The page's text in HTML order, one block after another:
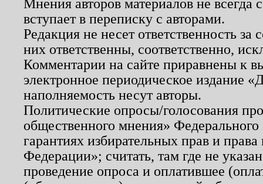
Мнения авторов материалов не
вступает в переписку с авторами.
Редакция не несет ответственность
них ответственны, соответственно,
Комментарии на сайте приравнены к
электронное периодическое издание
наполняемость несут авторы.
Политические опросы/голосования
общественного мнения»
гарантиях избирательных прав и
Федерации»; считать, там где не
проведение опроса и оплатившее